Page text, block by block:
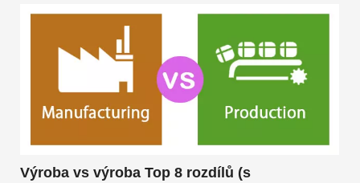
Výroba vs výroba Top 8 rozdílů (s